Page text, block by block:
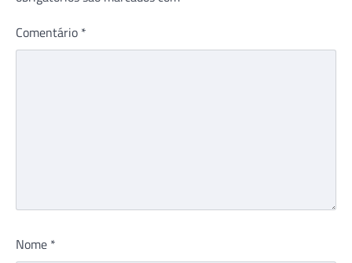
Comentário *
Nome *